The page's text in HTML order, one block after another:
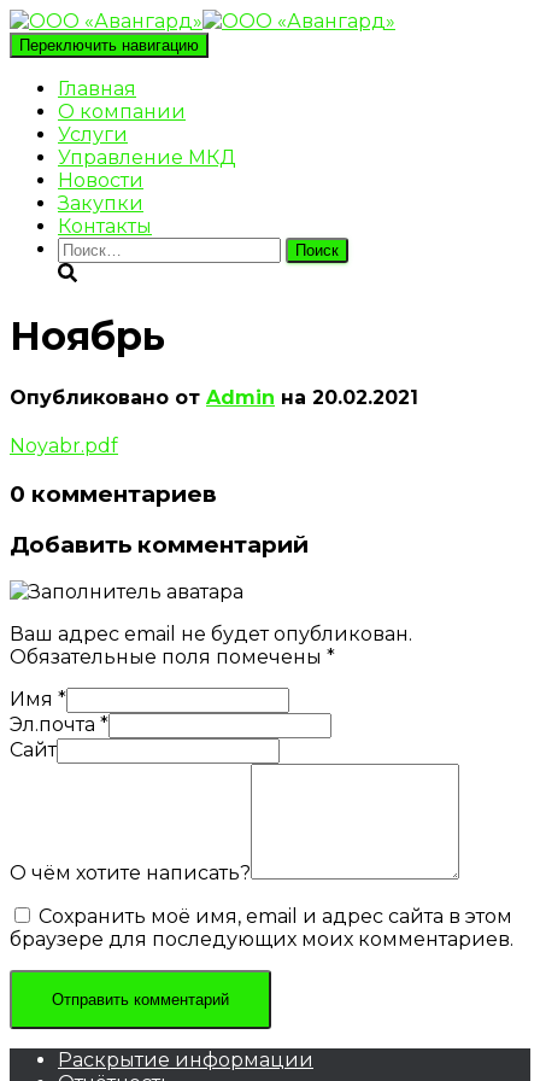
Переключить навигацию
Главная
О компании
Услуги
Управление МКД
Новости
Закупки
Контакты
Найти:
Ноябрь
Опубликовано от Admin на 20.02.2021
Noyabr.pdf
0 комментариев
Добавить комментарий
Ваш адрес email не будет опубликован.
Обязательные поля помечены *
Имя *
Эл.почта *
Сайт
О чём хотите написать?
Сохранить моё имя, email и адрес сайта в этом
браузере для последующих моих комментариев.
Раскрытие информации